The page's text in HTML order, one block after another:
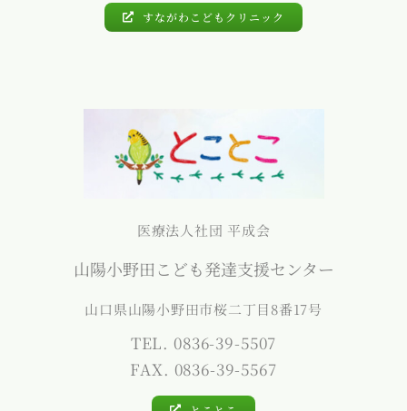
すながわこどもクリニック
医療法人社団 平成会
山陽小野田こども発達支援センター
山口県山陽小野田市桜二丁目8番17号
TEL. 0836-39-5507
FAX. 0836-39-5567